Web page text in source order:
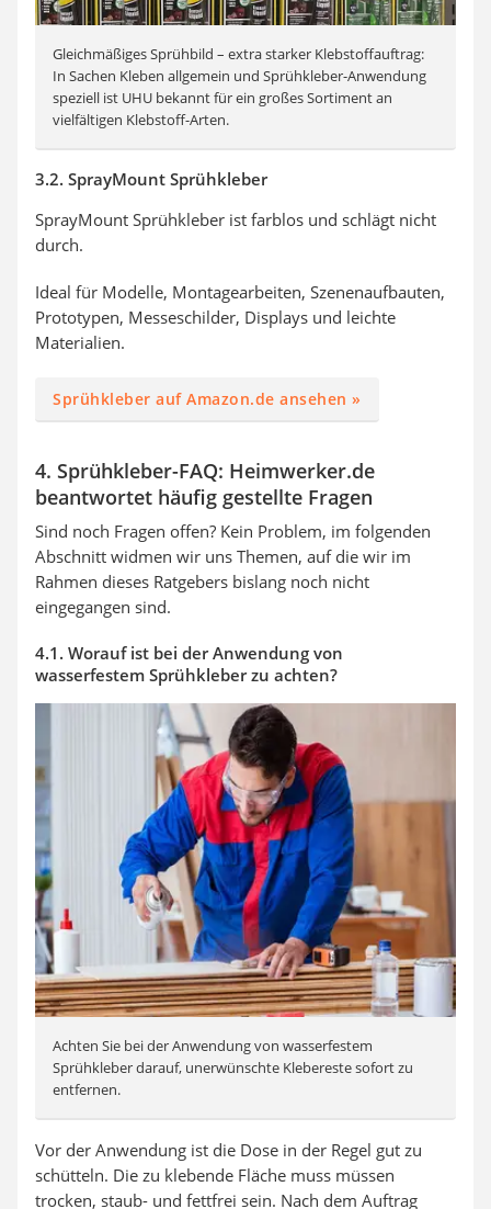
Gleichmäßiges Sprühbild – extra starker Klebstoffauftrag:
In Sachen Kleben allgemein und Sprühkleber-Anwendung
speziell ist UHU bekannt für ein großes Sortiment an
vielfältigen Klebstoff-Arten.
3.2. SprayMount Sprühkleber
SprayMount Sprühkleber ist farblos und schlägt nicht
durch.
Ideal für Modelle, Montagearbeiten, Szenenaufbauten,
Prototypen, Messeschilder, Displays und leichte
Materialien.
Sprühkleber auf Amazon.de ansehen »
4. Sprühkleber-FAQ: Heimwerker.de
beantwortet häufig gestellte Fragen
Sind noch Fragen offen? Kein Problem, im folgenden
Abschnitt widmen wir uns Themen, auf die wir im
Rahmen dieses Ratgebers bislang noch nicht
eingegangen sind.
4.1. Worauf ist bei der Anwendung von
wasserfestem Sprühkleber zu achten?
Achten Sie bei der Anwendung von wasserfestem
Sprühkleber darauf, unerwünschte Klebereste sofort zu
entfernen.
Vor der Anwendung ist die Dose in der Regel gut zu
schütteln. Die zu klebende Fläche muss müssen
trocken, staub- und fettfrei sein. Nach dem Auftrag